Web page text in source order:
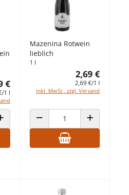
€
1 l
ANZAHL ERHÖHEN
Mazenina Rotwein
lieblich
1 l
2,69 €
2,69 €/1 l
inkl. MwSt., zzgl. Versand
ANZAHL VERRINGERNANZAHL